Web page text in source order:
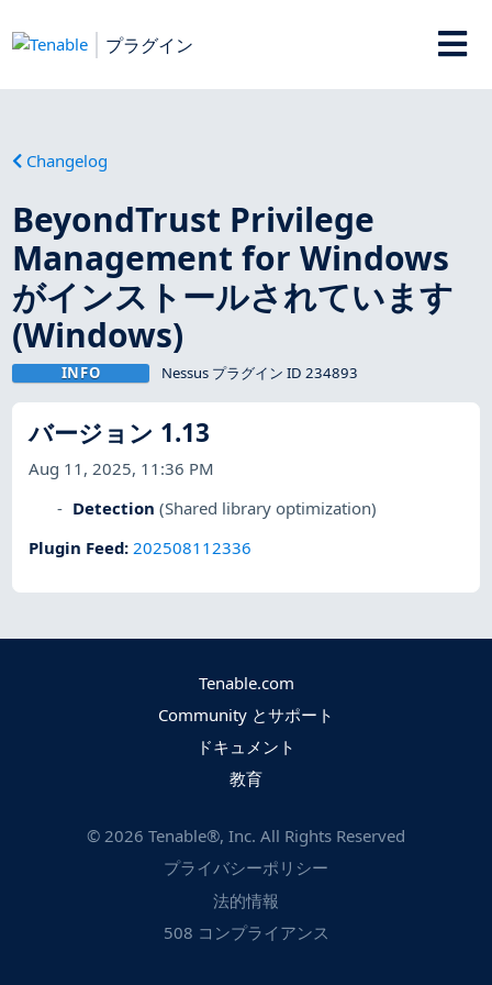
プラグイン
Changelog
BeyondTrust Privilege
Management for Windows
がインストールされています
(Windows)
INFO Nessus プラグイン ID 234893
バージョン 1.13
Aug 11, 2025, 11:36 PM
Detection (Shared library optimization)
Plugin Feed:202508112336
Tenable.com
Community とサポート
ドキュメント
教育
© 2026 Tenable®, Inc. All Rights Reserved
プライバシーポリシー
法的情報
508 コンプライアンス